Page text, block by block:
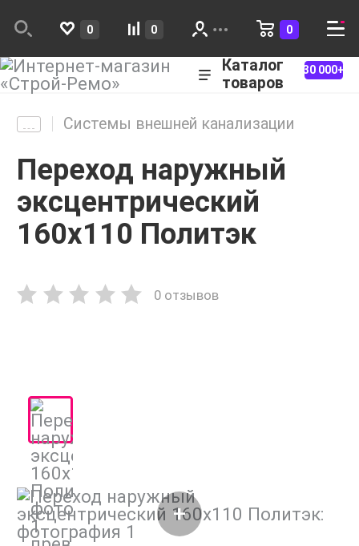
0 0 0
Каталог
товаров
30 000+
Системы внешней канализации
Переход наружный
эксцентрический
160х110 Политэк
0 отзывов